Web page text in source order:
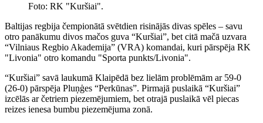
Foto: RK "Kuršiai".
Baltijas regbija čempionātā svētdien risinājās divas spēles – savu
otro panākumu divos mačos guva “Kuršiai”, bet citā mačā uzvara
“Vilniaus Regbio Akademija” (VRA) komandai, kuri pārspēja RK
"Livonia" otro komandu "Sporta punkts/Livonia".
“Kuršiai” savā laukumā Klaipēdā bez lielām problēmām ar 59-0
(26-0) pārspēja Pluņģes “Perkūnas”. Pirmajā puslaikā “Kuršiai”
izcēlās ar četriem piezemējumiem, bet otrajā puslaikā vēl piecas
reizes ienesa bumbu piezemējuma zonā.